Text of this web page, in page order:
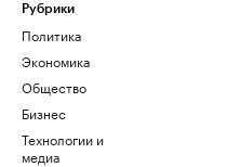
Рубрики
Политика
Экономика
Общество
Бизнес
Технологии и
медиа